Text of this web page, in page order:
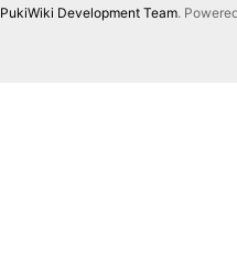
PukiWiki Development Team.